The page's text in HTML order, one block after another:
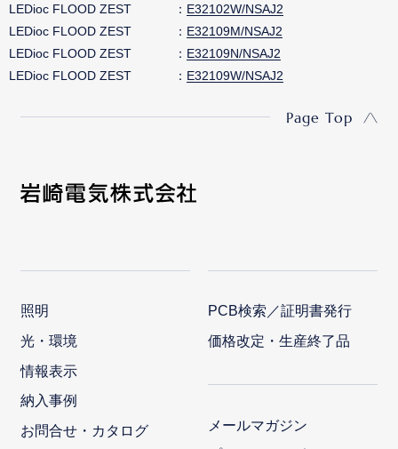
LEDioc FLOOD ZEST
E32102W/NSAJ2
LEDioc FLOOD ZEST
E32109M/NSAJ2
LEDioc FLOOD ZEST
E32109N/NSAJ2
LEDioc FLOOD ZEST
E32109W/NSAJ2
Page Top
照明
光・環境
情報表示
納入事例
お問合せ・カタログ
PCB検索／証明書発行
価格改定・生産終了品
メールマガジン